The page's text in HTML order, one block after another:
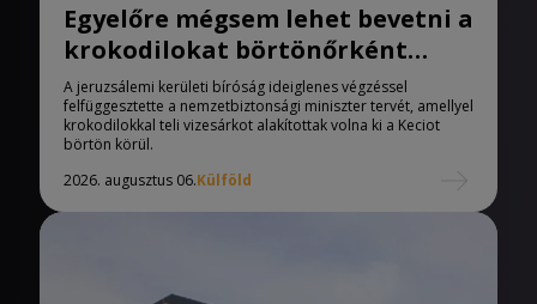
Egyelőre mégsem lehet bevetni a
krokodilokat börtönőrként
Izraelben
A jeruzsálemi kerületi bíróság ideiglenes végzéssel
felfüggesztette a nemzetbiztonsági miniszter tervét, amellyel
krokodilokkal teli vizesárkot alakítottak volna ki a Keciot
börtön körül.
2026. augusztus 06.Külföld